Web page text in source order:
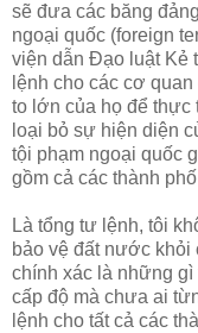
sẽ đưa các băng
ngoại quốc (foreign
viện dẫn Đạo luật Kẻ
lệnh cho các cơ
to lớn của họ để thực
loại bỏ sự hiện diện
tội phạm ngoại quốc
gồm cả các thành
Là tổng tư lệnh, tôi
bảo vệ đất nước khỏi
chính xác là những
cấp độ mà chưa ai
lệnh cho tất cả các